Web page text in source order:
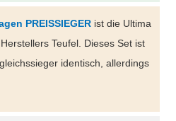
PREISSIEGER ist die Ultima
Teufel. Dieses Set ist
identisch, allerdings